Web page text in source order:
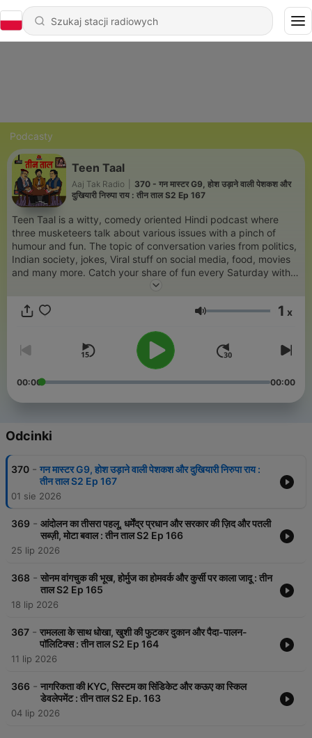
Podcasty
Teen Taal
Aaj Tak Radio
370 - गन मास्टर G9, होश उड़ाने वाली पेशकश और
दुखियारी निरुपा राय : तीन ताल S2 Ep 167
Teen Taal is a witty, comedy oriented Hindi podcast where
three musketeers talk about various issues with a pinch of
humour and fun. The topic of conversation varies from politics,
Indian society, jokes, Viral stuff on social media, food, movies
and many more. Catch your share of fun every Saturday with
Kamlesh Kishore Singh, Kuldeep Mishra & Asif Khan.
खान और कुलदीप मिश्र. ये तीनों लोग हफ़्ते की घटनाओं पर अतरंगी अंदाज़ में बातें करते
हैं, ठहाकों के साथ और अपने अपने biases के साथ. ये पॉडकास्ट सबके लिए नहीं है.
जो घर फूंके आपना, सो चले हमारे साथ. यानी वही लोग सुनें जिनका आहत होने का
पैरामीटर ज़रा ऊंचा हो. हर शनिवार, आज तक रेडियो पर. जय हो.
Głośność 1 x
00:00 00:00
Odcinki
370 - गन मास्टर G9, होश उड़ाने वाली पेशकश और दुखियारी निरुपा राय :
तीन ताल S2 Ep 167
01 sie 2026
369 - आंदोलन का तीसरा पहलू, धर्मेंद्र प्रधान और सरकार की ज़िद और पतली
सब्ज़ी, मोटा बवाल : तीन ताल S2 Ep 166
25 lip 2026
368 - सोनम वांगचुक की भूख, होर्मुज का होमवर्क और कुर्सी पर काला जादू : तीन
ताल S2 Ep 165
18 lip 2026
367 - रामलला के साथ धोखा, खुशी की फुटकर दुकान और पैदा-पालन-
पॉलिटिक्स : तीन ताल S2 Ep 164
11 lip 2026
366 - नागरिकता की KYC, सिस्टम का सिंडिकेट और कऊए का स्किल
डेवलेपमेंट : तीन ताल S2 Ep. 163
04 lip 2026